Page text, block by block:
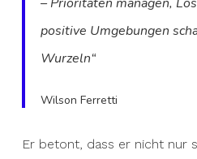
positive Umgebungen
Wurzeln“
Wilson Ferretti
Er betont, dass er nicht nur